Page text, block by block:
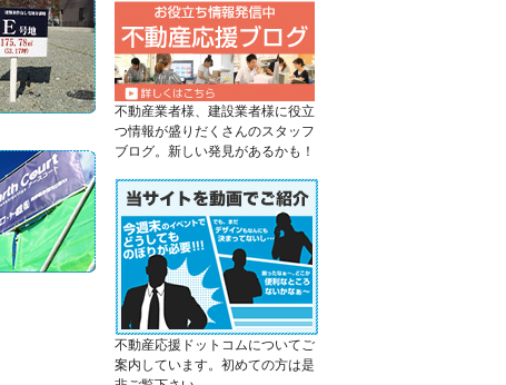
不動産業者様、建設業者様に役立
つ情報が盛りだくさんのスタッフ
ブログ。新しい発見があるかも！
不動産応援ドットコムについてご
案内しています。初めての方は是